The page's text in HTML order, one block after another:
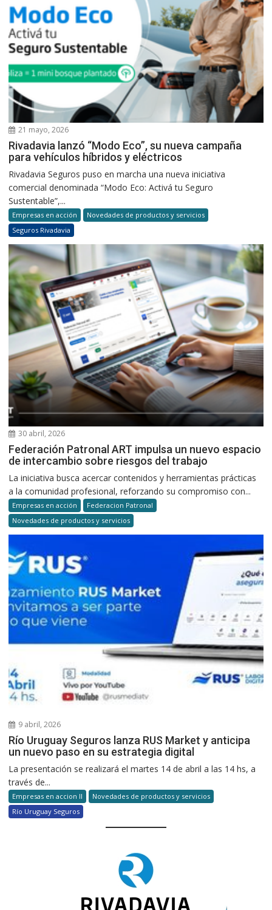
21 mayo, 2026
Rivadavia lanzó “Modo Eco”, su nueva campaña
para vehículos híbridos y eléctricos
Rivadavia Seguros puso en marcha una nueva iniciativa
comercial denominada “Modo Eco: Activá tu Seguro
Sustentable”,...
Empresas en acción
Novedades de productos y servicios
Seguros Rivadavia
30 abril, 2026
Federación Patronal ART impulsa un nuevo espacio
de intercambio sobre riesgos del trabajo
La iniciativa busca acercar contenidos y herramientas prácticas
a la comunidad profesional, reforzando su compromiso con...
Empresas en acción
Federacion Patronal
Novedades de productos y servicios
9 abril, 2026
Río Uruguay Seguros lanza RUS Market y anticipa
un nuevo paso en su estrategia digital
La presentación se realizará el martes 14 de abril a las 14 hs, a
través de...
Empresas en accion II
Novedades de productos y servicios
Río Uruguay Seguros